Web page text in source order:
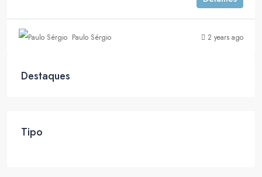
Paulo Sérgio 2 years ago
Destaques
Tipo